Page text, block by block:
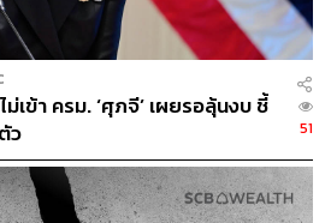
ามาช่วยรัสเซียรับมือกับมาตรการ
าพยุโรป ยังเอื้อให้จีนสามารถซื้อ
ดพิเศษ (ฝ่ายรัสเซียลดราคาให้จีน
รับประโยชน์จากพลังงานราคาถูก
เซียคือผู้ส่งออกน้ำมันไปจีนรายใหญ่
บีย)
ม่เข้า ครม. ‘ศุภจี’ เผยรอลุ้นงบ ชี้
ว
51